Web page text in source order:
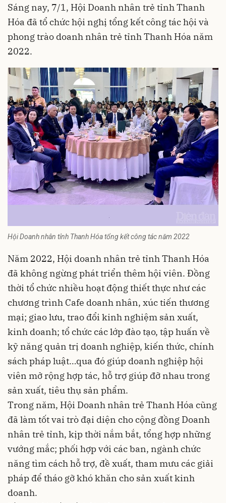
Sáng nay, 7/1, Hội Doanh nhân trẻ tỉnh Thanh
Hóa đã tổ chức hội nghị tổng kết công tác hội và
phong trào doanh nhân trẻ tỉnh Thanh Hóa năm
2022.
Hội Doanh nhân tỉnh Thanh Hóa tổng kết công tác năm 2022
Năm 2022, Hội doanh nhân trẻ tỉnh Thanh Hóa
đã không ngừng phát triển thêm hội viên. Đồng
thời tổ chức nhiều hoạt động thiết thực như các
chương trình Cafe doanh nhân, xúc tiến thương
mại; giao lưu, trao đổi kinh nghiệm sản xuất,
kinh doanh; tổ chức các lớp đào tạo, tập huấn về
kỹ năng quản trị doanh nghiệp, kiến thức, chính
sách pháp luật…qua đó giúp doanh nghiệp hội
viên mở rộng hợp tác, hỗ trợ giúp đỡ nhau trong
sản xuất, tiêu thụ sản phẩm.
Trong năm, Hội Doanh nhân trẻ Thanh Hóa cũng
đã làm tốt vai trò đại diện cho cộng đồng Doanh
nhân trẻ tỉnh, kịp thời nắm bắt, tổng hợp những
vướng mắc; phối hợp với các ban, ngành chức
năng tìm cách hỗ trợ, đề xuất, tham mưu các giải
pháp để tháo gỡ khó khăn cho sản xuất kinh
doanh.